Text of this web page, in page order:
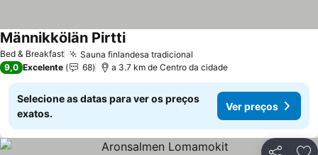
Bed & Breakfast Sauna finlandesa tradicional
Männikkölän Pirtti
9,0 Excelente 68 a 3.7 km de Centro da cidade
Selecione as datas para ver os preços
exatos.
Ver preços